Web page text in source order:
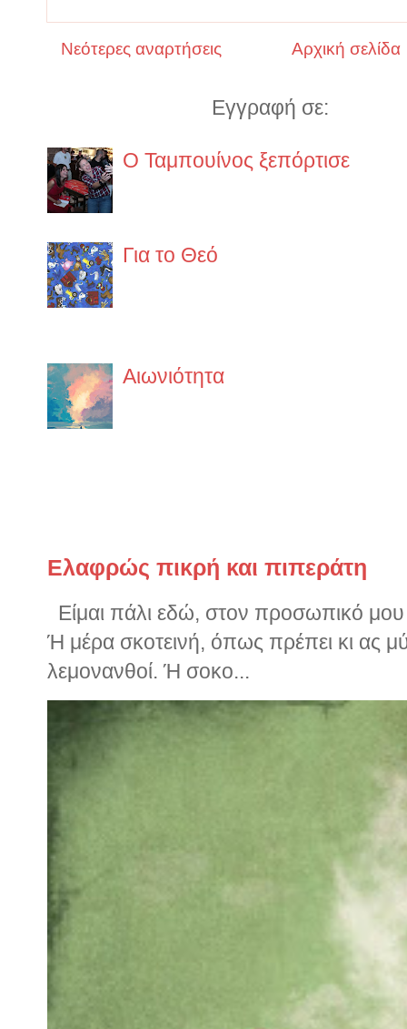
Νεότερες αναρτήσεις Αρχική σελίδα
Εγγραφή σε:
Ο Ταμπουίνος ξεπόρτισε
Για το Θεό
Αιωνιότητα
Ελαφρώς πικρή και πιπεράτη
Είμαι πάλι εδώ, στον προσωπικό μου
Ή μέρα σκοτεινή, όπως πρέπει κι ας
λεμονανθοί. Ή σοκο...